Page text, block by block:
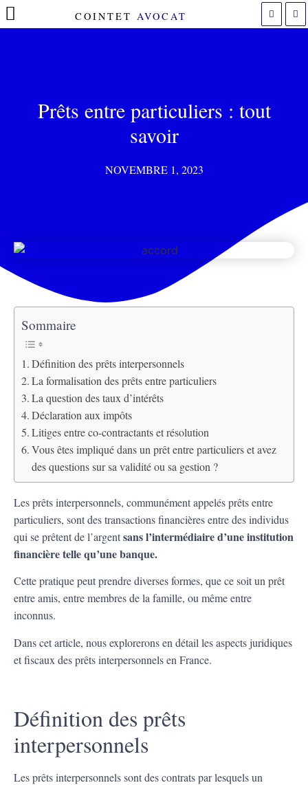
COINTET AVOCAT
Prêts entre particuliers : tout
savoir
NOVEMBRE 1, 2023
Sommaire
Définition des prêts interpersonnels
La formalisation des prêts entre particuliers
La question des taux d’intérêts
Déclaration aux impôts
Litiges entre co-contractants et résolution
Vous êtes impliqué dans un prêt entre particuliers et avez
des questions sur sa validité ou sa gestion ?
Les prêts interpersonnels, communément appelés prêts entre
particuliers, sont des transactions financières entre des individus
qui se prêtent de l’argentsans l’intermédiaire d’une institution
financière telle qu’une banque.
Cette pratique peut prendre diverses formes, que ce soit un prêt
entre amis, entre membres de la famille, ou même entre
inconnus.
Dans cet article, nous explorerons en détail les aspects juridiques
et fiscaux des prêts interpersonnels en France.
Définition des prêts
interpersonnels
Les prêts interpersonnels sont des contrats par lesquels un